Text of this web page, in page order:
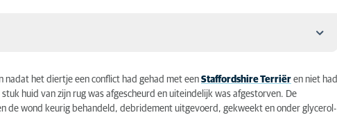
nadat het diertje een conflict had gehad met een Staffordshire Terriër en niet had
huid van zijn rug was afgescheurd en uiteindelijk was afgestorven. De
de wond keurig behandeld, debridement uitgevoerd, gekweekt en onder glycerol-